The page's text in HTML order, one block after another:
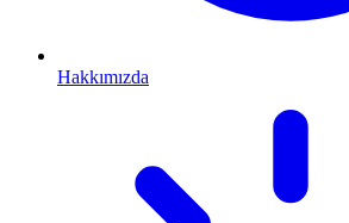
Hakkımızda